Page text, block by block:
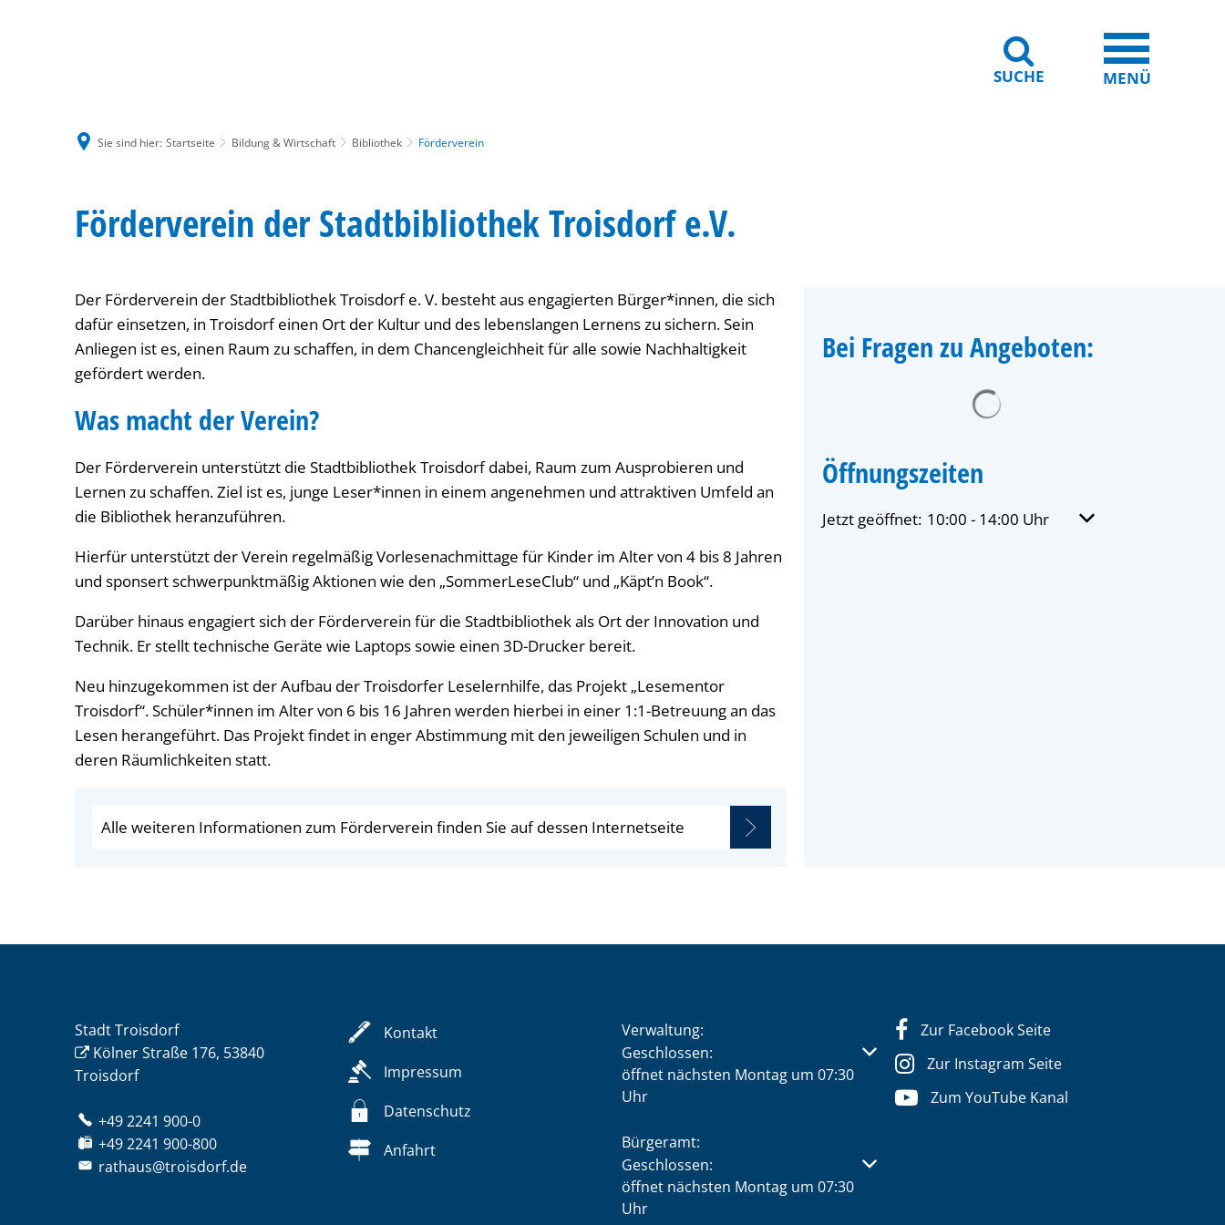
SUCHE MENÜ
Sie sind hier: Startseite Bildung & Wirtschaft Bibliothek Förderverein
Förderverein
Förderverein der Stadtbibliothek Troisdorf e.V.
Der Förderverein der Stadtbibliothek Troisdorf e. V. besteht aus engagierten Bürger*innen, die sich
dafür einsetzen, in Troisdorf einen Ort der Kultur und des lebenslangen Lernens zu sichern. Sein
Anliegen ist es, einen Raum zu schaffen, in dem Chancengleichheit für alle sowie Nachhaltigkeit
gefördert werden.
Was macht der Verein?
Der Förderverein unterstützt die Stadtbibliothek Troisdorf dabei, Raum zum Ausprobieren und
Lernen zu schaffen. Ziel ist es, junge Leser*innen in einem angenehmen und attraktiven Umfeld an
die Bibliothek heranzuführen.
Hierfür unterstützt der Verein regelmäßig Vorlesenachmittage für Kinder im Alter von 4 bis 8 Jahren
und sponsert schwerpunktmäßig Aktionen wie den „SommerLeseClub“ und „Käpt’n Book“.
Darüber hinaus engagiert sich der Förderverein für die Stadtbibliothek als Ort der Innovation und
Technik. Er stellt technische Geräte wie Laptops sowie einen 3D-Drucker bereit.
Neu hinzugekommen ist der Aufbau der Troisdorfer Leselernhilfe, das Projekt „Lesementor
Troisdorf“. Schüler*innen im Alter von 6 bis 16 Jahren werden hierbei in einer 1:1-Betreuung an das
Lesen herangeführt. Das Projekt findet in enger Abstimmung mit den jeweiligen Schulen und in
deren Räumlichkeiten statt.
Alle weiteren Informationen zum Förderverein finden Sie auf dessen Internetseite
Bei Fragen zu Angeboten:
Öffnungszeiten
Klicken, um weitere Öffnungs- oder Schließzeiten
Jetzt geöffnet: 10:00 - 14:00 Uhr Von 10:00 bis 14:00
Stadt Troisdorf
Kölner Straße 176, 53840
Troisdorf
+49 2241 900-0
+49 2241 900-800
rathaus@troisdorf.de
Kontakt
Impressum
Datenschutz
Anfahrt
Verwaltung:
Klicken, um weitere Öffnungs- oder Schließzeiten auszublenden
Geschlossen:
öffnet nächsten Montag um 07:30
Uhr
Bürgeramt:
Klicken, um weitere Öffnungs- oder Schließzeiten auszublenden
Geschlossen:
öffnet nächsten Montag um 07:30
Uhr
Zur Facebook Seite
Zur Instagram Seite
Zum YouTube Kanal